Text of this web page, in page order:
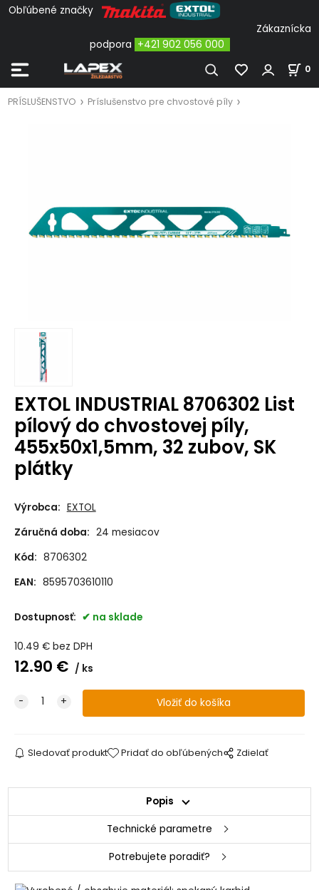
Obľúbené značky
Zákaznícka
podpora +421 902 056 000
0
PRÍSLUŠENSTVO Príslušenstvo pre chvostové píly
EXTOL INDUSTRIAL 8706302 List
pílový do chvostovej píly,
455x50x1,5mm, 32 zubov, SK
plátky
Výrobca: EXTOL
Záručná doba: 24 mesiacov
Kód: 8706302
EAN: 8595703610110
Dostupnosť: na sklade
10.49 € bez DPH
12.90 € ks
Sledovať produkt Pridať do obľúbených Zdielať
Popis
Technické parametre
Potrebujete poradiť?